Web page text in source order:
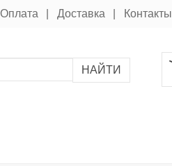
Оплата Доставка Контакты